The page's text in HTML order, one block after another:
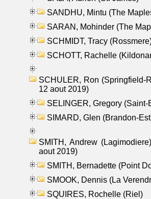
SANDHU, Mintu (The
SARAN, Mohinder (The
SCHMIDT, Tracy
SCHOTT, Rachelle
SCHULER, Ron (Springfield-
12 aout 2019)
SELINGER, Gregory (Saint-
SIMARD, Glen (Brandon-
SMITH, Andrew
aout 2019)
SMITH, Bernadette (Point
SMOOK, Dennis (La
SQUIRES, Rochelle (Riel)